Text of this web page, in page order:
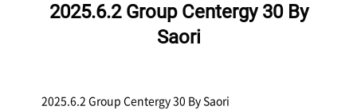
2025.6.2 Group Centergy 30 By
Saori
2025.6.2 Group Centergy 30 By Saori